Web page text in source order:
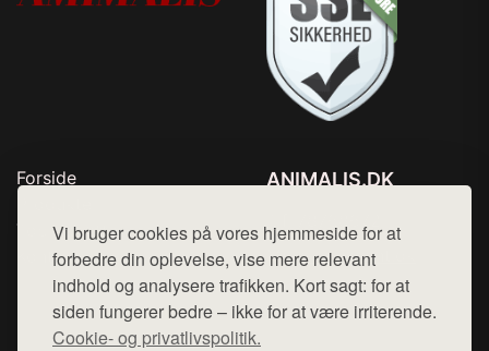
Vi bruger cookies på vores hjemmeside for at
forbedre din oplevelse, vise mere relevant
indhold og analysere trafikken. Kort sagt: for at
siden fungerer bedre – ikke for at være irriterende.
Cookie- og privatlivspolitik.
Forside
Top Rabatter
Kontakt
ANIMALIS.DK
Mail: hej@want.dk
Cookie- og privatlivspolitik